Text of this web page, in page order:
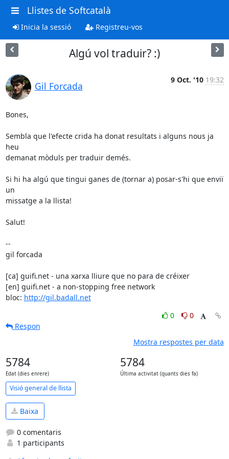
Llistes de Softcatalà
Inicia la sessió Registreu-vos
Algú vol traduir? :)
Gil Forcada
9 Oct. '10 19:32
Bones,
Sembla que l'efecte crida ha donat resultats i alguns nous ja
heu
demanat mòduls per traduir demés.
Si hi ha algú que tingui ganes de (tornar a) posar-s'hi que enviï
un
missatge a la llista!
Salut!
--
gil forcada
[ca] guifi.net - una xarxa lliure que no para de créixer
[en] guifi.net - a non-stopping free network
bloc: http://gil.badall.net
0
0
Respon
Mostra respostes per data
5784
Edat (dies enrere)
5784
Última activitat (quants dies fa)
Visió general de llista
Baixa
0 comentaris
1 participants